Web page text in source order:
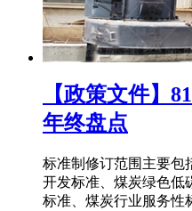
【政策文件】
年终盘点
标准制修订范围主要包
开发标准、煤炭绿色低
标准、煤炭行业服务性